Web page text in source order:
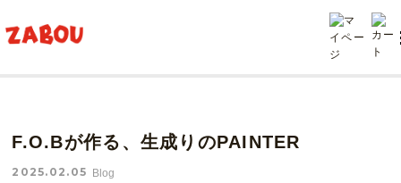
F.O.Bが作る、生成りのPAINTER
2025.02.05 Blog